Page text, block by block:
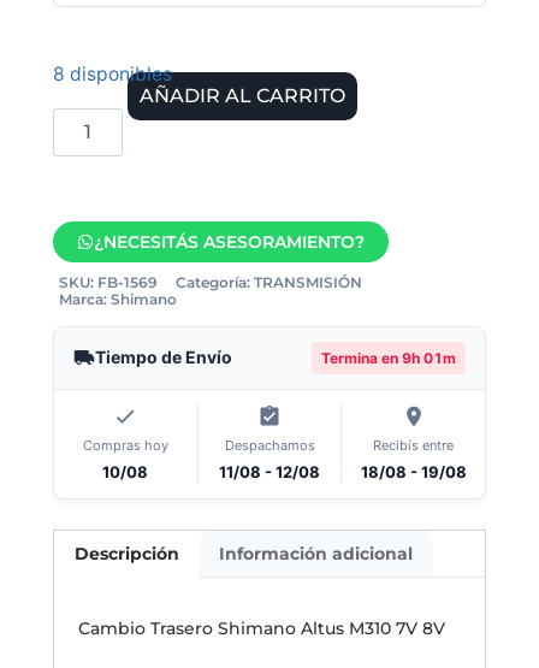
8 disponibles
AÑADIR AL CARRITO
¿NECESITÁS ASESORAMIENTO?
SKU: FB-1569 Categoría: TRANSMISIÓN
Marca: Shimano
Tiempo de Envío Termina en 9h 01m
Compras hoy
10/08
Despachamos
11/08 - 12/08
Recibís entre
18/08 - 19/08
Descripción Información adicional
Cambio Trasero Shimano Altus M310 7V 8V